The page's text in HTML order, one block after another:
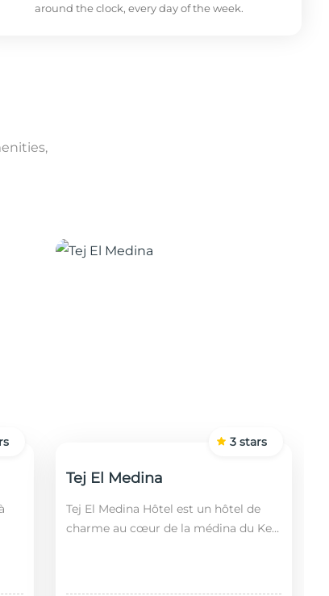
around the clock, every day of the week.
Tej El Medina
Tej El Medina Hôtel est un hôtel de
charme au cœur de la médina du Kef,
3 stars